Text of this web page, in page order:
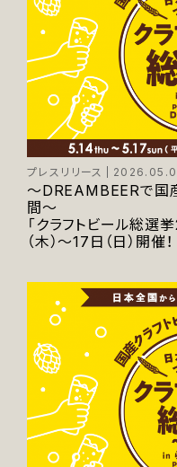
プレスリリース
～DREAMBEERで国
間～
「クラフトビール総
（木）～17日（日）開催！